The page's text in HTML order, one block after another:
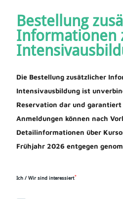
Bestellung
Informationen
Die Bestellung zusätzlicher
Intensivausbildung ist
Reservation dar und garantiert
Anmeldungen können nach
Detailinformationen über
Frühjahr 2026 entgegen
Ich / Wir sind interessiert*